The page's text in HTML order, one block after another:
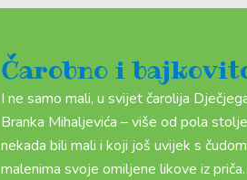
Čarobno i
I ne samo mali, u svijet čarolija
Branka Mihaljevića – više od pola
nekada bili mali i koji još uvijek s
malenima svoje omiljene likove iz